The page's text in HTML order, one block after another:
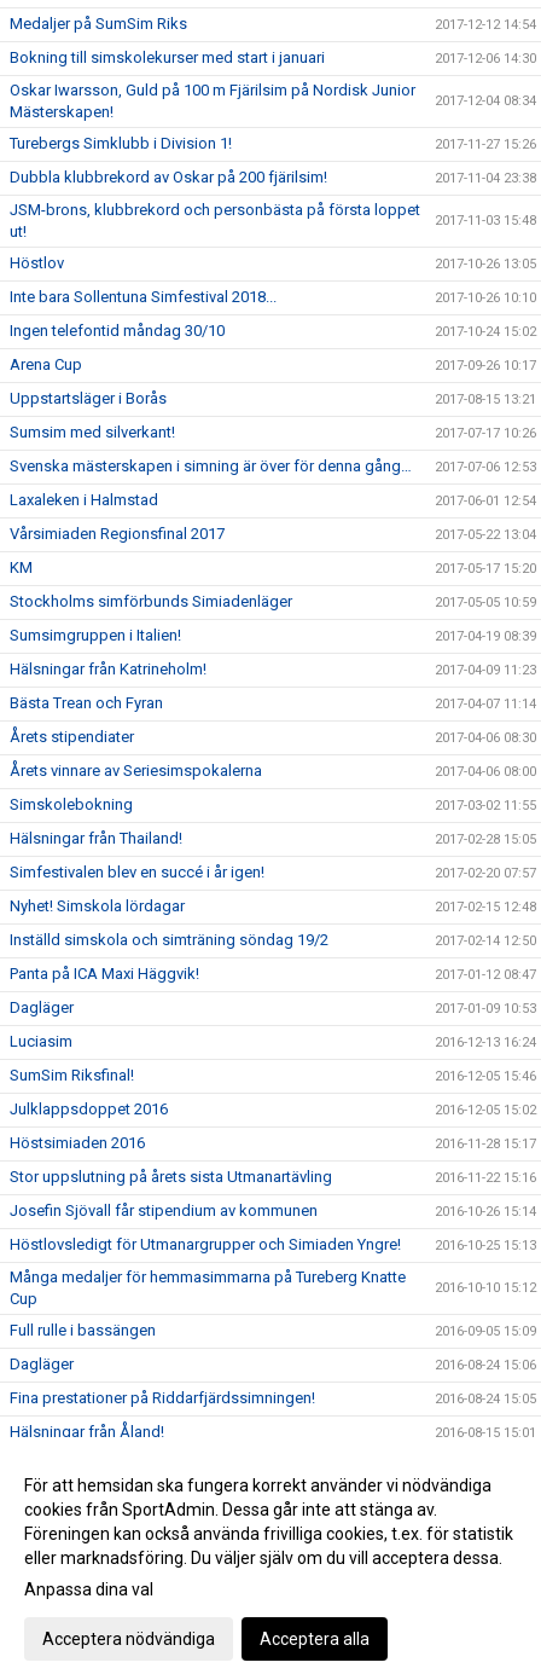
Medaljer på SumSim Riks 2017-12-12 14:54
Bokning till simskolekurser med start i januari 2017-12-06 14:30
Oskar Iwarsson, Guld på 100 m Fjärilsim på Nordisk Junior
Mästerskapen!
2017-12-04 08:34
Turebergs Simklubb i Division 1! 2017-11-27 15:26
Dubbla klubbrekord av Oskar på 200 fjärilsim! 2017-11-04 23:38
JSM-brons, klubbrekord och personbästa på första loppet
ut!
2017-11-03 15:48
Höstlov 2017-10-26 13:05
Inte bara Sollentuna Simfestival 2018... 2017-10-26 10:10
Ingen telefontid måndag 30/10 2017-10-24 15:02
Arena Cup 2017-09-26 10:17
Uppstartsläger i Borås 2017-08-15 13:21
Sumsim med silverkant! 2017-07-17 10:26
Svenska mästerskapen i simning är över för denna gång… 2017-07-06 12:53
Laxaleken i Halmstad 2017-06-01 12:54
Vårsimiaden Regionsfinal 2017 2017-05-22 13:04
KM 2017-05-17 15:20
Stockholms simförbunds Simiadenläger 2017-05-05 10:59
Sumsimgruppen i Italien! 2017-04-19 08:39
Hälsningar från Katrineholm! 2017-04-09 11:23
Bästa Trean och Fyran 2017-04-07 11:14
Årets stipendiater 2017-04-06 08:30
Årets vinnare av Seriesimspokalerna 2017-04-06 08:00
Simskolebokning 2017-03-02 11:55
Hälsningar från Thailand! 2017-02-28 15:05
Simfestivalen blev en succé i år igen! 2017-02-20 07:57
Nyhet! Simskola lördagar 2017-02-15 12:48
Inställd simskola och simträning söndag 19/2 2017-02-14 12:50
Panta på ICA Maxi Häggvik! 2017-01-12 08:47
Dagläger 2017-01-09 10:53
Luciasim 2016-12-13 16:24
SumSim Riksfinal! 2016-12-05 15:46
Julklappsdoppet 2016 2016-12-05 15:02
Höstsimiaden 2016 2016-11-28 15:17
Stor uppslutning på årets sista Utmanartävling 2016-11-22 15:16
Josefin Sjövall får stipendium av kommunen 2016-10-26 15:14
Höstlovsledigt för Utmanargrupper och Simiaden Yngre! 2016-10-25 15:13
Många medaljer för hemmasimmarna på Tureberg Knatte
Cup
2016-10-10 15:12
Full rulle i bassängen 2016-09-05 15:09
Dagläger 2016-08-24 15:06
Fina prestationer på Riddarfjärdssimningen! 2016-08-24 15:05
Hälsningar från Åland! 2016-08-15 15:01
vatten!
2016-08-15 14:48
2016-03-29 14:19
Gå till Webbversion
För att hemsidan ska fungera korrekt använder vi nödvändiga
cookies från SportAdmin. Dessa går inte att stänga av.
Föreningen kan också använda frivilliga cookies, t.ex. för statistik
eller marknadsföring. Du väljer själv om du vill acceptera dessa.
Anpassa dina val
Acceptera nödvändiga Acceptera alla